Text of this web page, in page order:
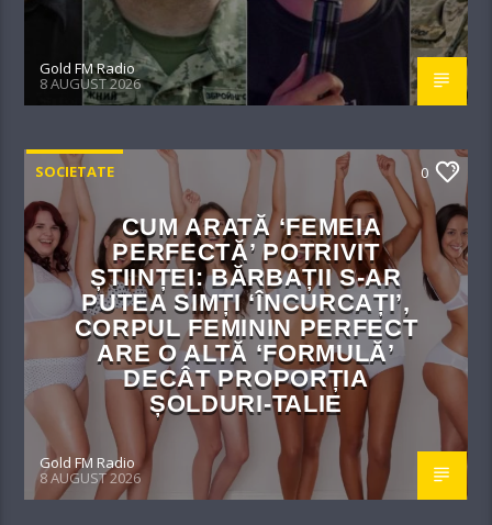
Gold FM Radio
8 AUGUST 2026
SOCIETATE 0
CUM ARATĂ ‘FEMEIA
PERFECTĂ’ POTRIVIT
ȘTIINȚEI: BĂRBAȚII S-AR
PUTEA SIMȚI ‘ÎNCURCAȚI’,
CORPUL FEMININ PERFECT
ARE O ALTĂ ‘FORMULĂ’
DECÂT PROPORȚIA
ȘOLDURI-TALIE
Gold FM Radio
8 AUGUST 2026